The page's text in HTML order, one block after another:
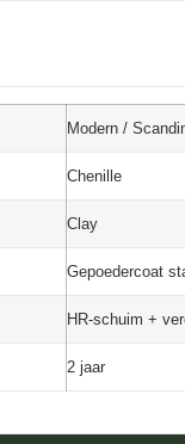
Modern /
Chenille
Clay
Gepoedercoat
HR-schuim +
2 jaar